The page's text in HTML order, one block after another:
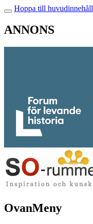
Hoppa till huvudinnehåll
ANNONS
OvanMeny